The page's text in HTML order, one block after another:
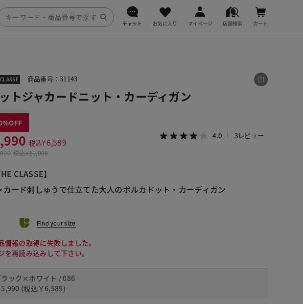
チャット お気に入り マイページ 店舗検索 カート
商品番号：31143
トジャカードニット・カーディガン
税込¥6,589
税込¥11,000
4.0 3レビュー
CLASSE】
カード刺しゅうで仕立てた大人のポルカドット・カーディガン
Find your size
情報の取得に失敗しました。
を再読み込みして下さい。
ラック×ホワイト / 086
5,990 (税込 ￥6,589)